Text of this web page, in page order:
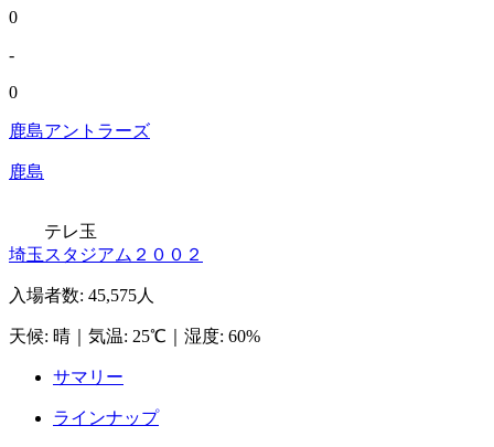
0
-
0
鹿島アントラーズ
鹿島
テレ玉
埼玉スタジアム２００２
入場者数: 45,575人
天候: 晴 気温: 25℃ 湿度: 60%
サマリー
ラインナップ